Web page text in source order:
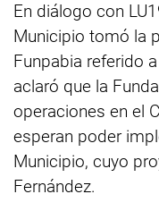
En diálogo con
Municipio tomó la
Funpabia referido
aclaró que la
operaciones en el
esperan poder
Municipio, cuyo
Fernández.